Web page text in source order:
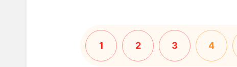
1 2 3 4